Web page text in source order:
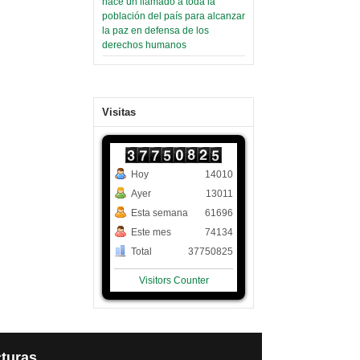
población del país para alcanzar
la paz en defensa de los
derechos humanos
Visitas
Hoy
Ayer
Esta semana
Este mes
Total
14010
13011
61696
74134
37750825
Visitors Counter